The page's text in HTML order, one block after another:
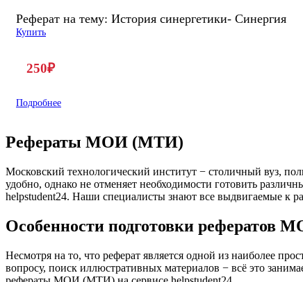
Реферат на тему: История синергетики- Синергия
Купить
250₽
Подробнее
Рефераты МОИ (МТИ)
Московский технологический институт − столичный вуз,
удобно, однако не отменяет необходимости готовить
helpstudent24. Наши специалисты знают все выдвигаемые к
Особенности подготовки
Несмотря на то, что реферат является одной из наиболее
вопросу, поиск иллюстративных материалов − всё это